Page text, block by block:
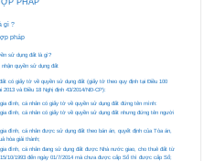
gì ?
pháp
sử dụng đất là gì?
quyền sử dụng đất
có giấy tờ về quyền sử dụng đất (giấy tờ theo quy định tại Điều 100
2013 và Điều 18 Nghị định 43/2014/NĐ-CP):
đình, cá nhân có giấy tờ về quyền sử dụng đất đứng tên mình:
đình, cá nhân có giấy tờ về quyền sử dụng đất nhưng đứng tên người
đình, cá nhân được sử dụng đất theo bán án, quyết định của Tòa án,
hòa giải thành;
đình, cá nhân đang sử dụng đất được Nhà nước giao, cho thuê đất từ
10/1993 đến ngày 01/7/2014 mà chưa được cấp Sổ thì được cấp Sổ;